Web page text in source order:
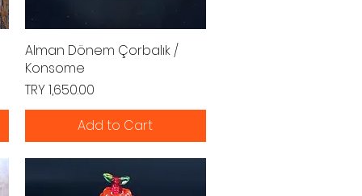
Quick View
Alman Dönem Çorbalık /
Konsome
Price
TRY 1,650.00
Add to Cart